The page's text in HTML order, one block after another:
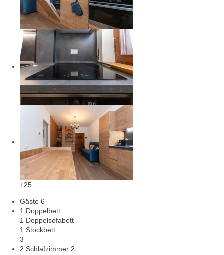
+25
Gäste 6
1 Doppelbett
1 Doppelsofabett
1 Stockbett
3
2 Schlafzimmer 2